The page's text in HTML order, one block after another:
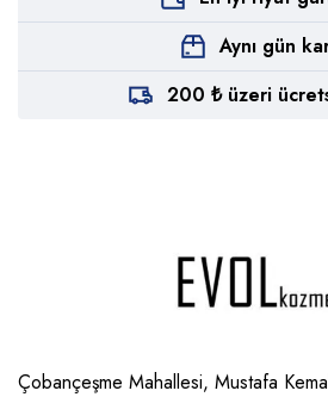
Aynı gün
200 ₺ üzeri
Çobançeşme Mahallesi, Mustafa